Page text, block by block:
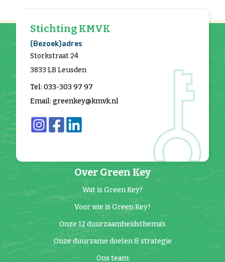
Over Green Key
Wat is Green Key?
Voor wie is Green Key?
Onze 12 duurzaamheidsthema's
Onze duurzame doelen & strategie
Ons team
Stichting KMVK
(Bezoek)adres
Storkstraat 24
3833 LB Leusden
Tel: 033-303 97 97
Email: greenkey@kmvk.nl